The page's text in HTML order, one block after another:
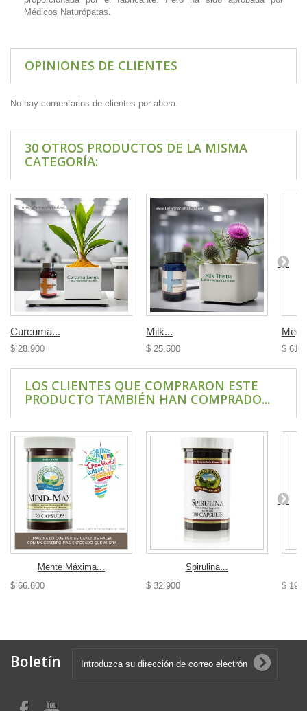
Médicos Naturópatas.
OPINIONES DE CLIENTES
No hay comentarios de clientes por ahora.
30 OTROS PRODUCTOS DE LA MISMA
CATEGORÍA:
Curcuma...
$ 28.900
Milk...
$ 25.500 $
LOS CLIENTES QUE COMPRARON ESTE
PRODUCTO TAMBIÉN HAN COMPRADO...
Mente Máxima...
$ 66.800
Spirulina...
$ 32.900
$
Boletín